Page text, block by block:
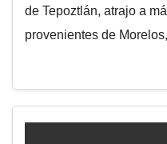
de Tepoztlán, atrajo a
provenientes de